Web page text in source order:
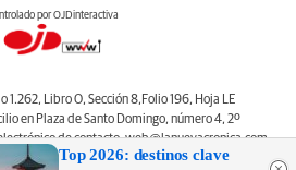
por OJDinteractiva
1.262, Libro O, Sección 8,Folio 196, Hoja LE
en Plaza de Santo Domingo, número 4, 2º
de contacto: web@lanuevacronica.com.
NUEVA CRÓNICA). Incluye contenidos de la
Top 2026: destinos clave